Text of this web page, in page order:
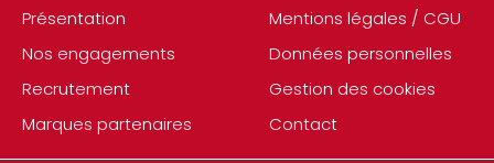
Présentation
Nos engagements
Recrutement
Marques partenaires
Mentions légales / CGU
Données personnelles
Gestion des cookies
Contact